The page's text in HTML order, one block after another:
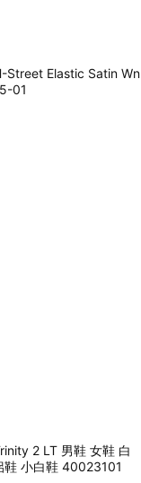
Street Elastic Satin Wn
01
2 LT 男鞋 女鞋 白
鞋 小白鞋 40023101